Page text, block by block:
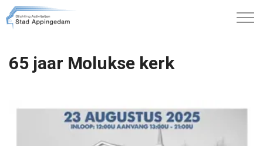
65 jaar Molukse kerk